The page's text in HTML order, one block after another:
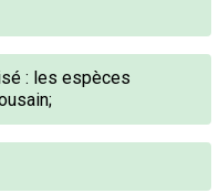
: les espèces